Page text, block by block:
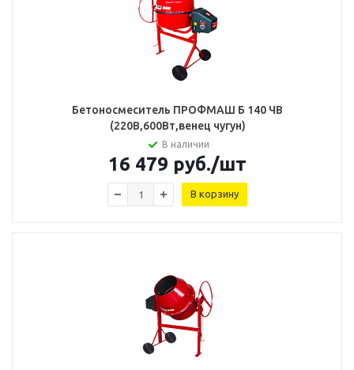
Бетоносмеситель ПРОФМАШ Б 140 ЧВ
(220В,600Вт,венец чугун)
В наличии
16 479 руб./шт
В корзину